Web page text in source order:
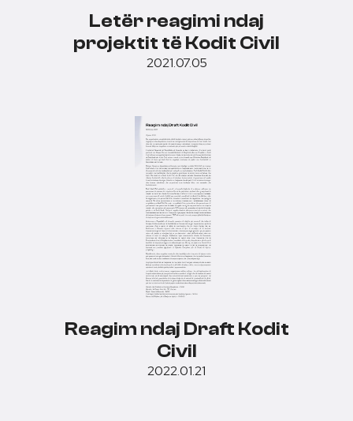
Letër reagimi ndaj
projektit të Kodit Civil
2021.07.05
Reagim ndaj Draft Kodit
Civil
2022.01.21